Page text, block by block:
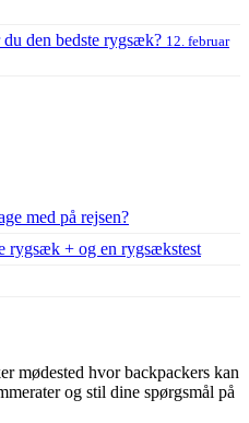
den bedste rygsæk? 12. februar
med på rejsen?
rygsæk + og en rygsækstest
mødested hvor backpackers kan
og stil dine spørgsmål på